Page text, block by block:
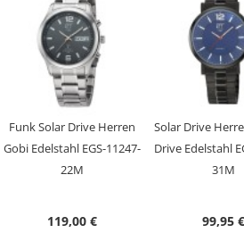
Sportlich
Solar Drive
ML2016 (Akku)
TD2176, Empfang des Signals DCF 77
(Mainflingen, DE)
+/- 1 Sekunde/1 Mio. Jahre
Funk Solar Drive Herren
Gobi Edelstahl EGS-11247-
22M
119,00 €
Solar Drive
Drive Edelstahl
31M
99,95 €